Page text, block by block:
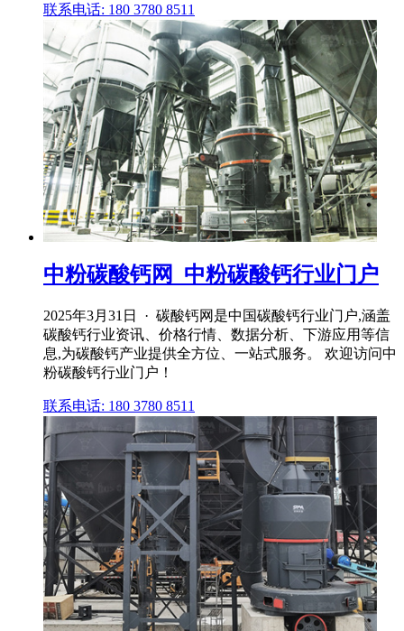
联系电话: 180 3780 8511
中粉碳酸钙网_中粉碳酸钙行业门户
2025年3月31日 · 碳酸钙网是中国碳酸钙行业门户,涵盖
碳酸钙行业资讯、价格行情、数据分析、下游应用等信
息,为碳酸钙产业提供全方位、一站式服务。 欢迎访问中
粉碳酸钙行业门户！
联系电话: 180 3780 8511